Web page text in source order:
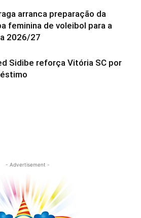
arranca preparação da
feminina de voleibol para a
2026/27
Sidibe reforça Vitória SC por
- Advertisement -